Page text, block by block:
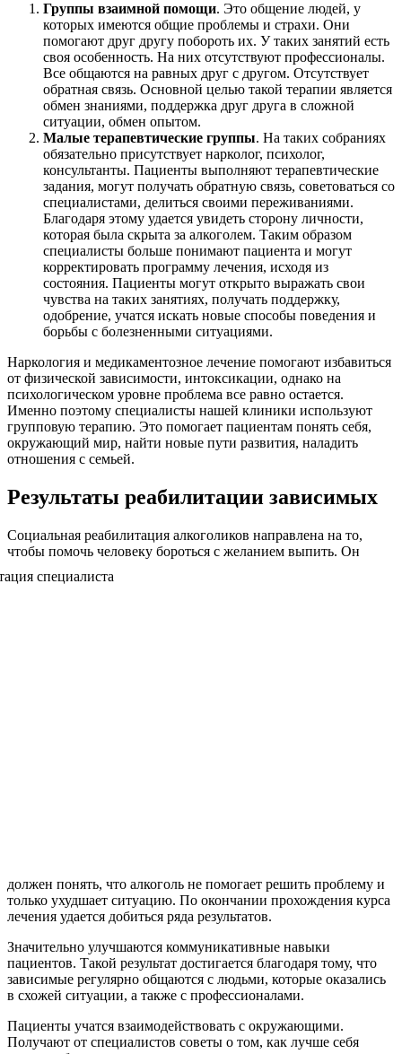
Группы взаимной помощи. Это общение людей, у
которых имеются общие проблемы и страхи. Они
помогают друг другу побороть их. У таких занятий есть
своя особенность. На них отсутствуют профессионалы.
Все общаются на равных друг с другом. Отсутствует
обратная связь. Основной целью такой терапии является
обмен знаниями, поддержка друг друга в сложной
ситуации, обмен опытом.
Малые терапевтические группы. На таких собраниях
обязательно присутствует нарколог, психолог,
консультанты. Пациенты выполняют терапевтические
задания, могут получать обратную связь, советоваться со
специалистами, делиться своими переживаниями.
Благодаря этому удается увидеть сторону личности,
которая была скрыта за алкоголем. Таким образом
специалисты больше понимают пациента и могут
корректировать программу лечения, исходя из
состояния. Пациенты могут открыто выражать свои
чувства на таких занятиях, получать поддержку,
одобрение, учатся искать новые способы поведения и
борьбы с болезненными ситуациями.
Наркология и медикаментозное лечение помогают избавиться
от физической зависимости, интоксикации, однако на
психологическом уровне проблема все равно остается.
Именно поэтому специалисты нашей клиники используют
групповую терапию. Это помогает пациентам понять себя,
окружающий мир, найти новые пути развития, наладить
отношения с семьей.
Результаты реабилитации зависимых
Социальная реабилитация алкоголиков направлена на то,
чтобы помочь человеку бороться с желанием выпить. Он
должен понять, что алкоголь не помогает решить проблему и
только ухудшает ситуацию. По окончании прохождения курса
лечения удается добиться ряда результатов.
Значительно улучшаются коммуникативные навыки
пациентов. Такой результат достигается благодаря тому, что
зависимые регулярно общаются с людьми, которые оказались
в схожей ситуации, а также с профессионалами.
Пациенты учатся взаимодействовать с окружающими.
Получают от специалистов советы о том, как лучше себя